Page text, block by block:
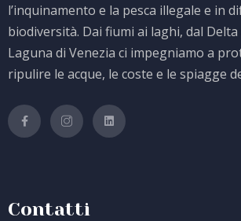
l’inquinamento e la pesca illegale e in
biodiversità. Dai fiumi ai laghi, dal Delta
Laguna di Venezia ci impegniamo a
ripulire le acque, le coste e le spiagge
Contatti